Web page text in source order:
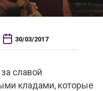
30/03/2017
славой
кладами, которые